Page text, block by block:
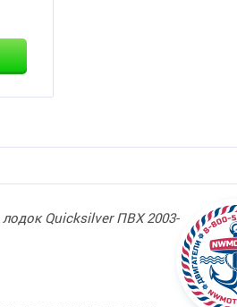
Quicksilver ПВХ 2003-